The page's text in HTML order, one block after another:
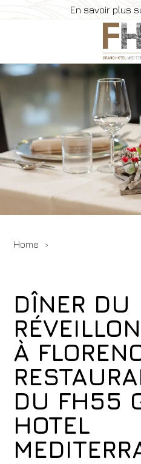
En savoir plus
Comment
Home
DÎNER DU
À
DU FH55
HOTEL